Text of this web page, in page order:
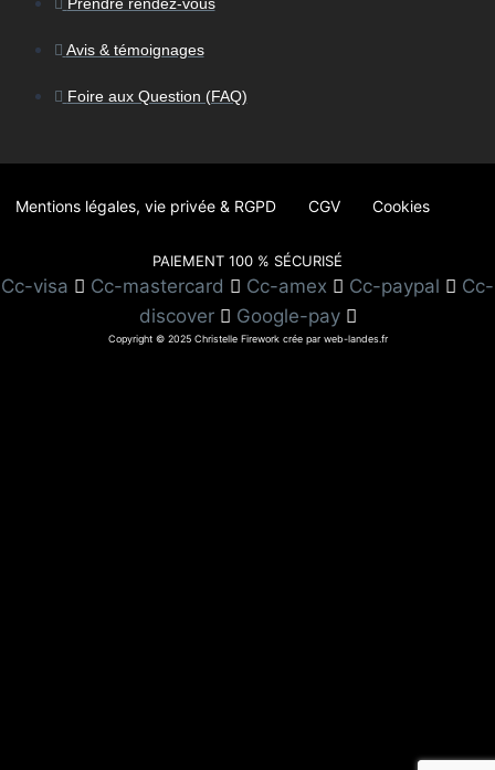
Avis & témoignages
Foire aux Question (FAQ)
Mentions légales, vie privée & RGPD CGV Cookies
PAIEMENT 100 % SÉCURISÉ
Cc-visa Cc-mastercard Cc-amex Cc-paypal
Cc-
discover
Google-pay
Copyright © 2025 Christelle Firework crée par web-landes.fr